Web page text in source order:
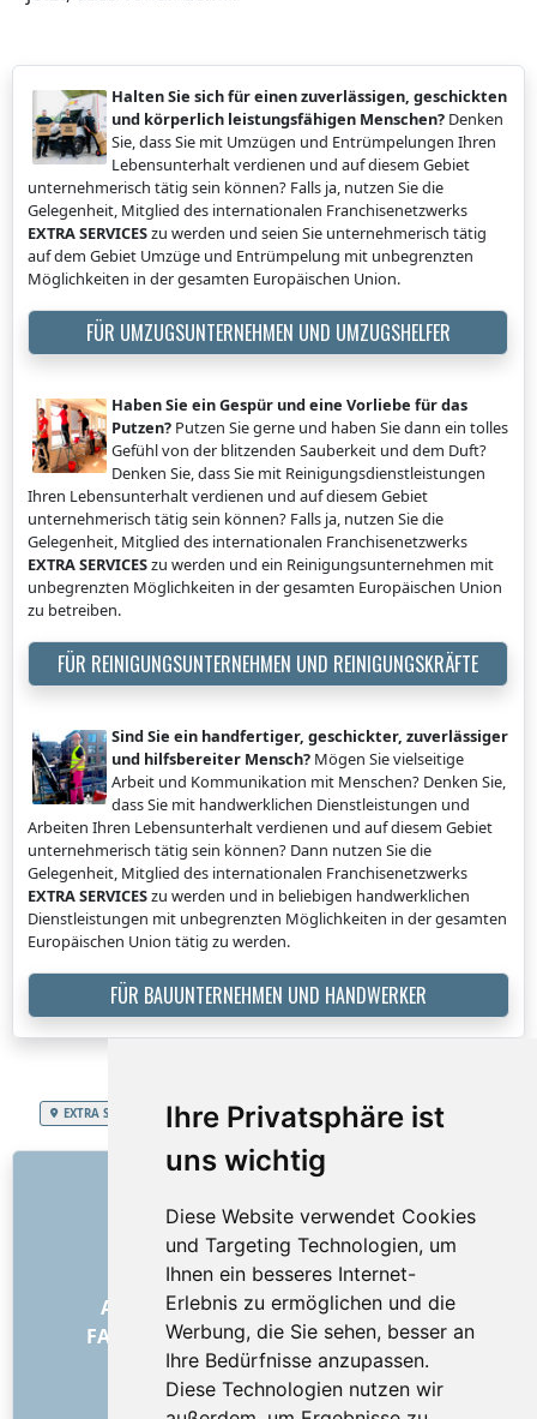
Ihre Privatsphäre ist
uns wichtig
Diese Website verwendet Cookies
und Targeting Technologien, um
Ihnen ein besseres Internet-
Erlebnis zu ermöglichen und die
Werbung, die Sie sehen, besser an
Ihre Bedürfnisse anzupassen.
Diese Technologien nutzen wir
Halten Sie sich für einen zuverlässigen, geschickten
und körperlich leistungsfähigen Menschen? Denken
Sie, dass Sie mit Umzügen und Entrümpelungen Ihren
Lebensunterhalt verdienen und auf diesem Gebiet
unternehmerisch tätig sein können? Falls ja, nutzen Sie die
Gelegenheit, Mitglied des internationalen Franchisenetzwerks
EXTRA SERVICESzu werden und seien Sie unternehmerisch tätig
auf dem Gebiet Umzüge und Entrümpelung mit unbegrenzten
Möglichkeiten in der gesamten Europäischen Union.
FÜR UMZUGSUNTERNEHMEN UND UMZUGSHELFER
Haben Sie ein Gespür und eine Vorliebe für das
Putzen? Putzen Sie gerne und haben Sie dann ein tolles
Gefühl von der blitzenden Sauberkeit und dem Duft?
Denken Sie, dass Sie mit Reinigungsdienstleistungen
Ihren Lebensunterhalt verdienen und auf diesem Gebiet
unternehmerisch tätig sein können? Falls ja, nutzen Sie die
Gelegenheit, Mitglied des internationalen Franchisenetzwerks
EXTRA SERVICESzu werden und ein Reinigungsunternehmen mit
unbegrenzten Möglichkeiten in der gesamten Europäischen Union
zu betreiben.
FÜR REINIGUNGSUNTERNEHMEN UND REINIGUNGSKRÄFTE
Sind Sie ein handfertiger, geschickter, zuverlässiger
und hilfsbereiter Mensch? Mögen Sie vielseitige
Arbeit und Kommunikation mit Menschen? Denken Sie,
dass Sie mit handwerklichen Dienstleistungen und
Arbeiten Ihren Lebensunterhalt verdienen und auf diesem Gebiet
unternehmerisch tätig sein können? Dann nutzen Sie die
Gelegenheit, Mitglied des internationalen Franchisenetzwerks
EXTRA SERVICESzu werden und in beliebigen handwerklichen
Dienstleistungen mit unbegrenzten Möglichkeiten in der gesamten
Europäischen Union tätig zu werden.
FÜR BAUUNTERNEHMEN UND HANDWERKER
EXTRA SERVICES Fürstentum Liechtenstein Baumaterialentrümpelung
LINKS
Über uns
Wie alles begann
Preisliste
Allgemeine Geschäftsbedingungen
FAQ – für Besteller FAQ – für Anbieter
Werbung und Marketing
Blog